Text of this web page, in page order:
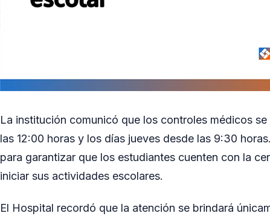
La institución comunicó que los controles médicos
las 12:00 horas y los días jueves desde las 9:30
para garantizar que los estudiantes cuenten con la
iniciar sus actividades escolares.
El Hospital recordó que la atención se brindará